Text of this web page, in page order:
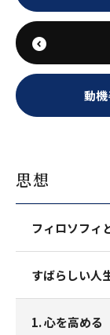
動
思想
フィロソフィ
すばらしい人
1. 心を高める